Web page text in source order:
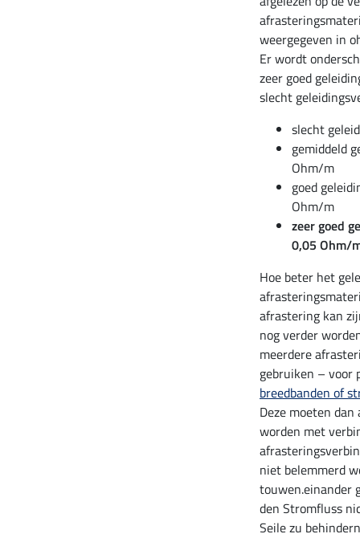
weergegeven in
Er wordt
zeer goed
slecht
slecht
gemiddeld
Ohm/m
goed
Ohm/m
zeer goed
0,05 Ohm/
Hoe beter het
afrastering kan
nog verder
meerdere
gebruiken – voor
breedbanden of
Deze moeten
worden met
niet belemmerd
touwen.einander
den Stromfluss
Seile zu